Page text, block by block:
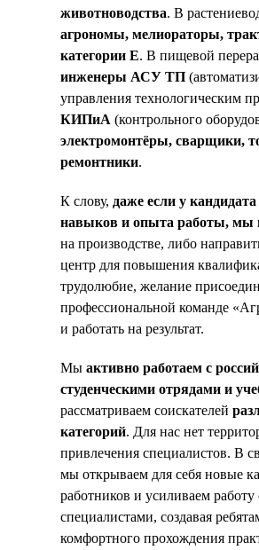
животноводства. В
агрономы, мелиораторы,
категории Е. В пищевой
инженеры АСУ ТП
управления технологическим
КИПиА (контрольного
электромонтёры, сварщики,
ремонтники.
К слову, даже если у
навыков и опыта работы, мы
на производстве, либо
центр для повышения
трудолюбие, желание
профессиональной команде
и работать на результат.
Мы активно работаем с
студенческими отрядами и
рассматриваем соискателей
категорий. Для нас нет
привлечения специалистов. В
мы открываем для себя новые
работников и усиливаем
специалистами, создавая
комфортного прохождения